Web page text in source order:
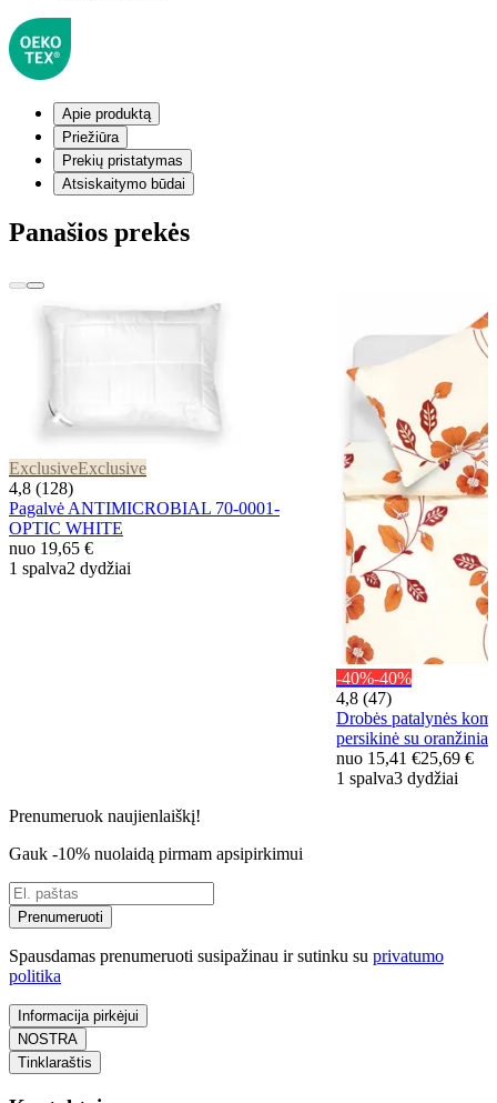
Apie produktą
Priežiūra
Prekių pristatymas
Atsiskaitymo būdai
Panašios prekės
ExclusiveExclusive
4,8 (128)
Pagalvė ANTIMICROBIAL 70-0001-
OPTIC WHITE
nuo 19,65 €
1 spalva2 dydžiai
-40%-40%
4,8 (47)
Drobės patalynės
persikinė su
nuo 15,41 €25,69 €
1 spalva3 dydžiai
Prenumeruok naujienlaiškį!
Gauk -10% nuolaidą pirmam apsipirkimui
Prenumeruoti
Spausdamas prenumeruoti susipažinau ir sutinku su privatumo
politika
Informacija pirkėjui
NOSTRA
Tinklaraštis